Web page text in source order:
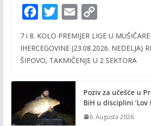
F
e
b
o
k
T
itt
er
E
ai
l
C
p
y
n
k
7 i 8. KOLO PREMIJER LIGE U
IHERCEGOVINE (23.08.2026. NEDELJA)
ŠIPOVO, TAKMIČENJE U 2 SEKTORA
Poziv za učešće u
BiH u disciplini ‘Lov
6. Augusta 2026.